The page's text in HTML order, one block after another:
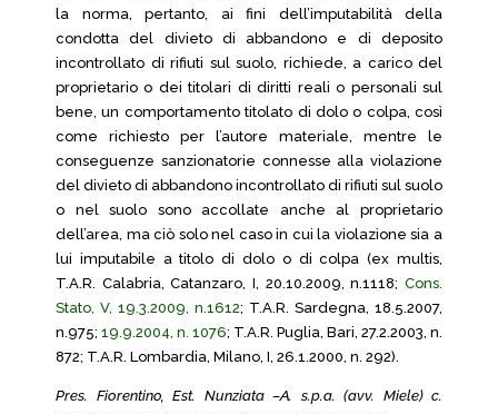
la norma, pertanto, ai fini dell’imputabilità della
condotta del divieto di abbandono e di deposito
incontrollato di rifiuti sul suolo, richiede, a carico del
proprietario o dei titolari di diritti reali o personali sul
bene, un comportamento titolato di dolo o colpa, così
come richiesto per l’autore materiale, mentre le
conseguenze sanzionatorie connesse alla violazione
del divieto di abbandono incontrollato di rifiuti sul suolo
o nel suolo sono accollate anche al proprietario
dell’area, ma ciò solo nel caso in cui la violazione sia a
lui imputabile a titolo di dolo o di colpa (ex multis,
T.A.R. Calabria, Catanzaro, I, 20.10.2009, n.1118; Cons.
Stato, V, 19.3.2009, n.1612; T.A.R. Sardegna, 18.5.2007,
n.975; 19.9.2004, n. 1076; T.A.R. Puglia, Bari, 27.2.2003, n.
872; T.A.R. Lombardia, Milano, I, 26.1.2000, n. 292).
Pres. Fiorentino, Est. Nunziata –A. s.p.a. (avv. Miele) c.